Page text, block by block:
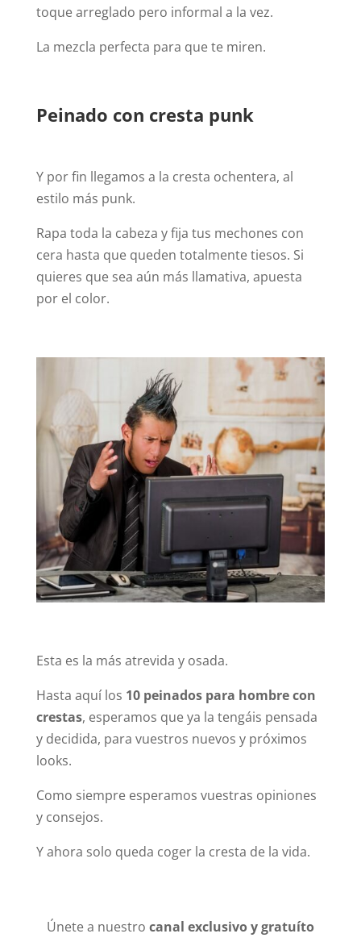
toque arreglado pero informal a la vez.
La mezcla perfecta para que te miren.
Peinado con cresta punk
Y por fin llegamos a la cresta ochentera, al
estilo más punk.
Rapa toda la cabeza y fija tus mechones con
cera hasta que queden totalmente tiesos. Si
quieres que sea aún más llamativa, apuesta
por el color.
Esta es la más atrevida y osada.
Hasta aquí los 10 peinados para hombre con
crestas, esperamos que ya la tengáis pensada
y decidida, para vuestros nuevos y próximos
looks.
Como siempre esperamos vuestras opiniones
y consejos.
Y ahora solo queda coger la cresta de la vida.
Únete a nuestro canal exclusivo y gratuíto